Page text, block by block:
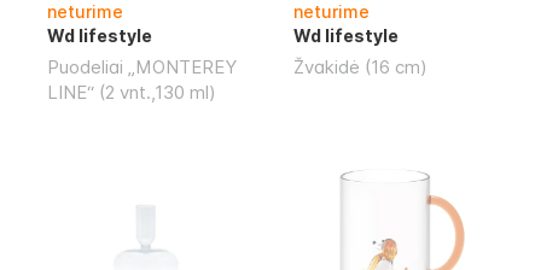
neturime
Wd lifestyle
Puodeliai „MONTEREY
LINE“ (2 vnt.,130 ml)
neturime
Wd lifestyle
Žvakidė (16 cm)